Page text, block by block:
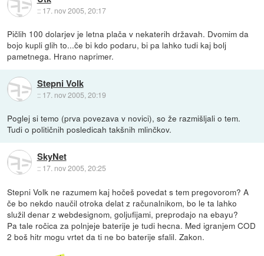
:: 17. nov 2005, 20:17
Pičlih 100 dolarjev je letna plača v nekaterih državah. Dvomim da
bojo kupli glih to...če bi kdo podaru, bi pa lahko tudi kaj bolj
pametnega. Hrano naprimer.
Stepni Volk
:: 17. nov 2005, 20:19
Poglej si temo (prva povezava v novici), so že razmišljali o tem.
Tudi o političnih posledicah takšnih mlinčkov.
SkyNet
:: 17. nov 2005, 20:25
Stepni Volk ne razumem kaj hočeš povedat s tem pregovorom? A
če bo nekdo naučil otroka delat z računalnikom, bo le ta lahko
služil denar z webdesignom, goljufijami, preprodajo na ebayu?
Pa tale ročica za polnjeje baterije je tudi hecna. Med igranjem COD
2 boš hitr mogu vrtet da ti ne bo baterije sfalil. Zakon.